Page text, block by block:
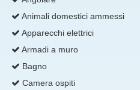
Animali domestici ammessi
Apparecchi elettrici
Armadi a muro
Bagno
Camera ospiti